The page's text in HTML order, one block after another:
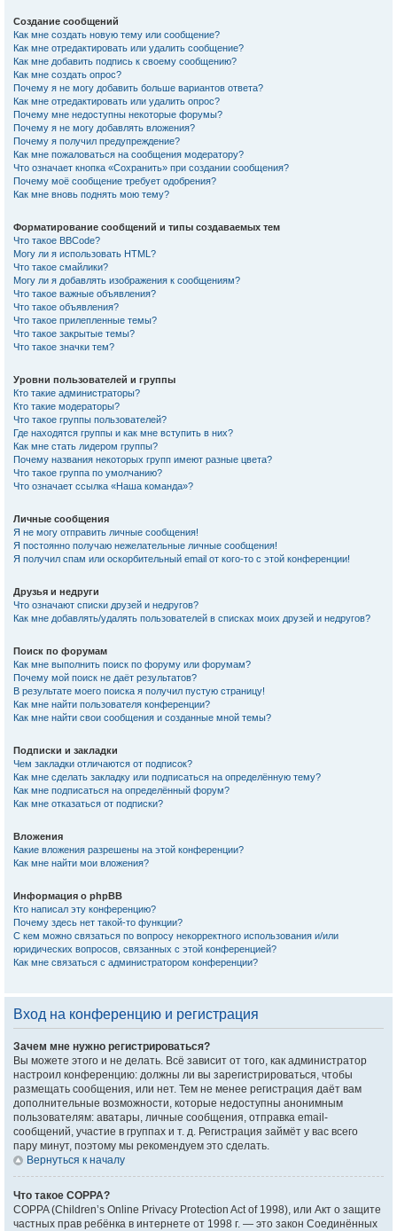
Создание сообщений
Как мне создать новую тему или сообщение?
Как мне отредактировать или удалить сообщение?
Как мне добавить подпись к своему сообщению?
Как мне создать опрос?
Почему я не могу добавить больше вариантов ответа?
Как мне отредактировать или удалить опрос?
Почему мне недоступны некоторые форумы?
Почему я не могу добавлять вложения?
Почему я получил предупреждение?
Как мне пожаловаться на сообщения модератору?
Что означает кнопка «Сохранить» при создании сообщения?
Почему моё сообщение требует одобрения?
Как мне вновь поднять мою тему?
Форматирование сообщений и типы создаваемых тем
Что такое BBCode?
Могу ли я использовать HTML?
Что такое смайлики?
Могу ли я добавлять изображения к сообщениям?
Что такое важные объявления?
Что такое объявления?
Что такое прилепленные темы?
Что такое закрытые темы?
Что такое значки тем?
Уровни пользователей и группы
Кто такие администраторы?
Кто такие модераторы?
Что такое группы пользователей?
Где находятся группы и как мне вступить в них?
Как мне стать лидером группы?
Почему названия некоторых групп имеют разные цвета?
Что такое группа по умолчанию?
Что означает ссылка «Наша команда»?
Личные сообщения
Я не могу отправить личные сообщения!
Я постоянно получаю нежелательные личные сообщения!
Я получил спам или оскорбительный email от кого-то с этой конференции!
Друзья и недруги
Что означают списки друзей и недругов?
Как мне добавлять/удалять пользователей в списках моих друзей и недругов?
Поиск по форумам
Как мне выполнить поиск по форуму или форумам?
Почему мой поиск не даёт результатов?
В результате моего поиска я получил пустую страницу!
Как мне найти пользователя конференции?
Как мне найти свои сообщения и созданные мной темы?
Подписки и закладки
Чем закладки отличаются от подписок?
Как мне сделать закладку или подписаться на определённую тему?
Как мне подписаться на определённый форум?
Как мне отказаться от подписки?
Вложения
Какие вложения разрешены на этой конференции?
Как мне найти мои вложения?
Информация о phpBB
Кто написал эту конференцию?
Почему здесь нет такой-то функции?
С кем можно связаться по вопросу некорректного использования и/или
юридических вопросов, связанных с этой конференцией?
Как мне связаться с администратором конференции?
Вход на конференцию и регистрация
Зачем мне нужно регистрироваться?
Вы можете этого и не делать. Всё зависит от того, как администратор
настроил конференцию: должны ли вы зарегистрироваться, чтобы
размещать сообщения, или нет. Тем не менее регистрация даёт вам
дополнительные возможности, которые недоступны анонимным
пользователям: аватары, личные сообщения, отправка email-
сообщений, участие в группах и т. д. Регистрация займёт у вас всего
пару минут, поэтому мы рекомендуем это сделать.
Вернуться к началу
Что такое COPPA?
COPPA (Children’s Online Privacy Protection Act of 1998), или Акт о защите
частных прав ребёнка в интернете от 1998 г. — это закон Соединённых